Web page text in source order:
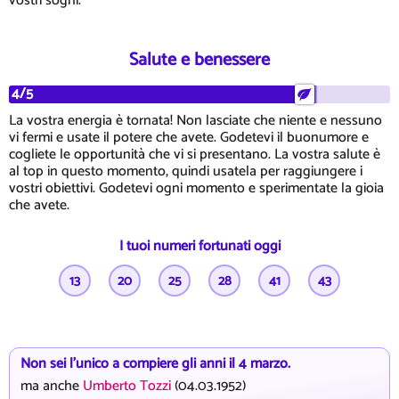
Salute e benessere
4/5
La vostra energia è tornata! Non lasciate che niente e nessuno
vi fermi e usate il potere che avete. Godetevi il buonumore e
cogliete le opportunità che vi si presentano. La vostra salute è
al top in questo momento, quindi usatela per raggiungere i
vostri obiettivi. Godetevi ogni momento e sperimentate la gioia
che avete.
I tuoi numeri fortunati oggi
13 20 25 28 41 43
Non sei l'unico a compiere gli anni il 4 marzo.
ma ancheUmberto Tozzi(04.03.1952)